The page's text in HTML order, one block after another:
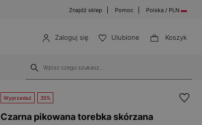
Znajdź sklep Pomoc Polska / PLN
Zaloguj się Ulubione Koszyk
Wyprzedaż 35%
Czarna pikowana torebka skórzana